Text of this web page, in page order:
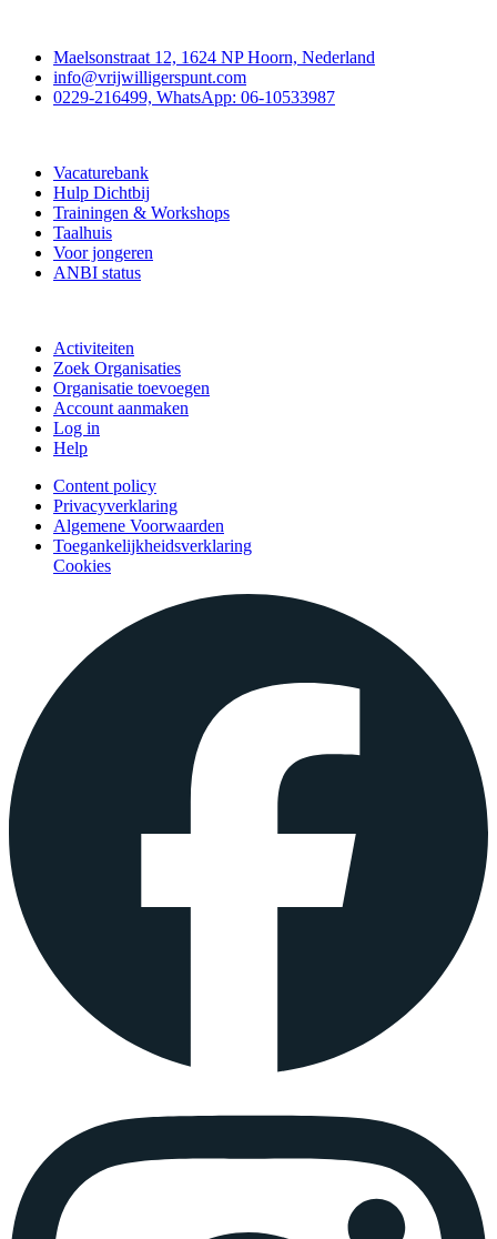
Maelsonstraat 12, 1624 NP Hoorn, Nederland
info@vrijwilligerspunt.com
0229-216499, WhatsApp: 06-10533987
Vacaturebank
Hulp Dichtbij
Trainingen & Workshops
Taalhuis
Voor jongeren
ANBI status
Activiteiten
Zoek Organisaties
Organisatie toevoegen
Account aanmaken
Log in
Help
Content policy
Privacyverklaring
Algemene Voorwaarden
Toegankelijkheidsverklaring
Cookies